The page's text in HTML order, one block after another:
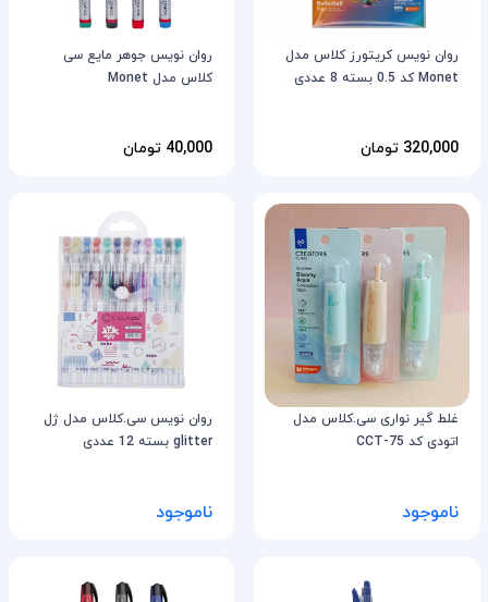
روان نویس کریتورز کلاس مدل
Monet کد 0.5 بسته 8 عددی
320,000 تومان
روان‌ نویس جوهر مایع سی
کلاس مدل Monet
40,000 تومان
غلط گیر نواری سی.کلاس مدل
اتودی کد CCT-75
ناموجود
روان نویس سی.کلاس مدل ژل
glitter بسته 12 عددی
ناموجود